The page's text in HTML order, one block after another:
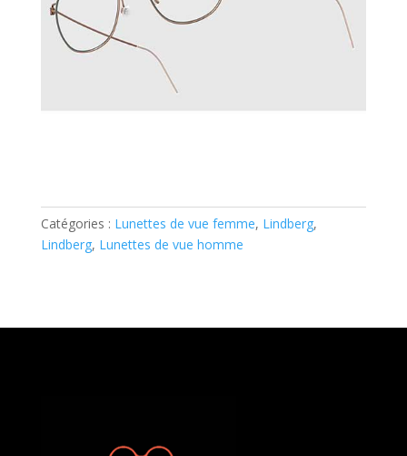
Catégories : Lunettes de vue femme, Lindberg,
Lindberg, Lunettes de vue homme